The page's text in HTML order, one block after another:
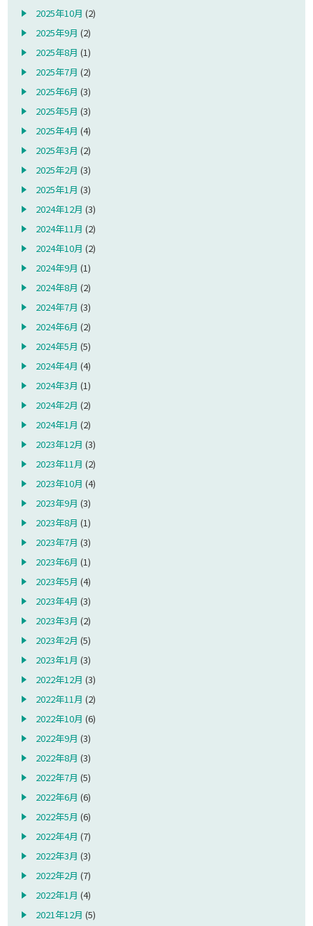
2025年10月 (2)
2025年9月 (2)
2025年8月 (1)
2025年7月 (2)
2025年6月 (3)
2025年5月 (3)
2025年4月 (4)
2025年3月 (2)
2025年2月 (3)
2025年1月 (3)
2024年12月 (3)
2024年11月 (2)
2024年10月 (2)
2024年9月 (1)
2024年8月 (2)
2024年7月 (3)
2024年6月 (2)
2024年5月 (5)
2024年4月 (4)
2024年3月 (1)
2024年2月 (2)
2024年1月 (2)
2023年12月 (3)
2023年11月 (2)
2023年10月 (4)
2023年9月 (3)
2023年8月 (1)
2023年7月 (3)
2023年6月 (1)
2023年5月 (4)
2023年4月 (3)
2023年3月 (2)
2023年2月 (5)
2023年1月 (3)
2022年12月 (3)
2022年11月 (2)
2022年10月 (6)
2022年9月 (3)
2022年8月 (3)
2022年7月 (5)
2022年6月 (6)
2022年5月 (6)
2022年4月 (7)
2022年3月 (3)
2022年2月 (7)
2022年1月 (4)
2021年12月 (5)